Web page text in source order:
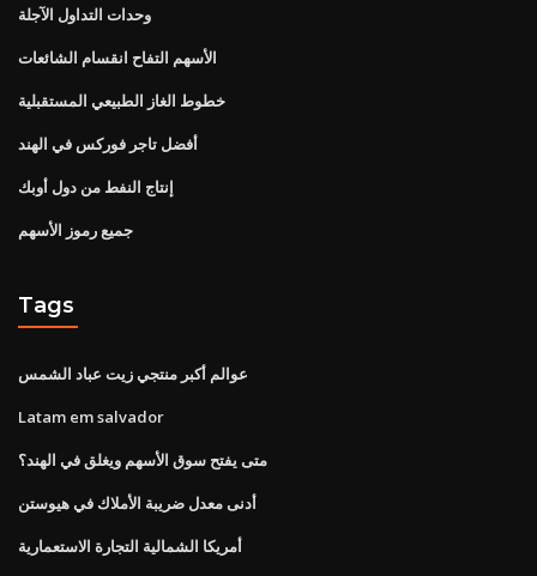
وحدات التداول الآجلة
الأسهم التفاح انقسام الشائعات
خطوط الغاز الطبيعي المستقبلية
أفضل تاجر فوركس في الهند
إنتاج النفط من دول أوبك
جميع رموز الأسهم
Tags
عوالم أكبر منتجي زيت عباد الشمس
Latam em salvador
متى يفتح سوق الأسهم ويغلق في الهند؟
أدنى معدل ضريبة الأملاك في هيوستن
أمريكا الشمالية التجارة الاستعمارية